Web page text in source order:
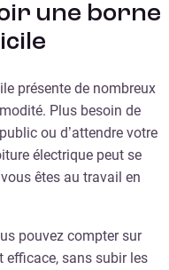
une borne
présente de nombreux
Plus besoin de
ou d’attendre votre
électrique peut se
êtes au travail en
pouvez compter sur
efficace, sans subir les